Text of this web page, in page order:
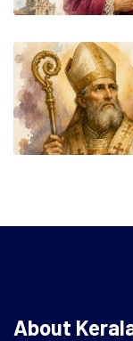
About